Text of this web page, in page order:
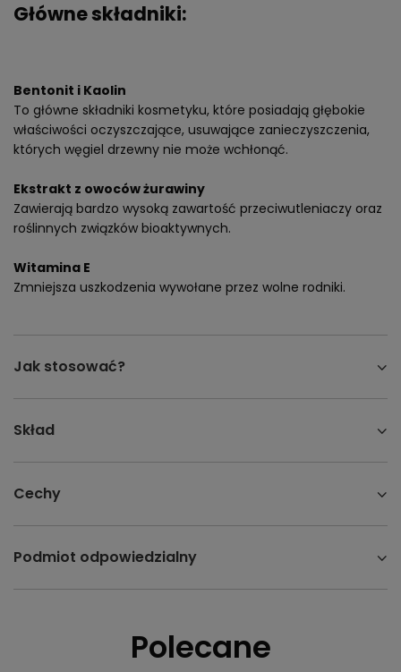
Główne składniki:
Bentonit i Kaolin
To główne składniki kosmetyku, które posiadają głębokie
właściwości oczyszczające, usuwające zanieczyszczenia,
których węgiel drzewny nie może wchłonąć.
Ekstrakt z owoców żurawiny
Zawierają bardzo wysoką zawartość przeciwutleniaczy oraz
roślinnych związków bioaktywnych.
Witamina E
Zmniejsza uszkodzenia wywołane przez wolne rodniki.
Jak stosować?
Skład
Cechy
Podmiot odpowiedzialny
Polecane